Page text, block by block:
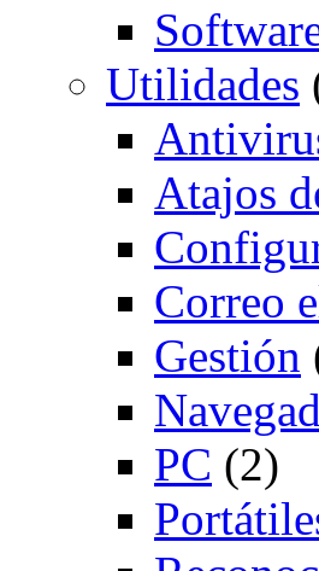
Utilidades
Atajos
Correo
Gestión
PC (2)